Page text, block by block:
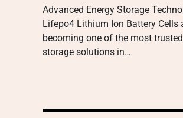
Advanced Energy Storage
Lifepo4 Lithium Ion Battery Cells
becoming one of the most
storage solutions in…